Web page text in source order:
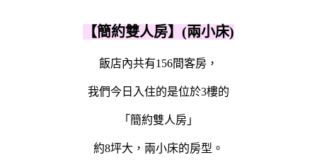
【簡約雙人房】(兩小床)
飯店內共有156間客房，
我們今日入住的是位於3樓的
「簡約雙人房」
約8坪大，兩小床的房型。